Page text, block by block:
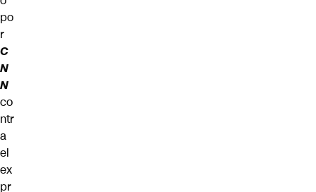
po
r
C
N
N
co
ntr
a
el
ex
pr